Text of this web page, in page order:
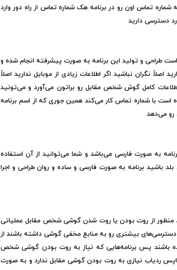
تماس اون رو در برنامه هک شماره تماس از راه دور وارد
دسترسی دارید
طراحی و تولید این برنامه به صورت پیشرفته انجام شده و
نگران نباشید اگر اطلاعات زیادی از موبایل ندارید اصلاً
کامل گوش شخص مقابل رو براتون می‌آورد و می‌تونید
با شماره تماس کار می‌کند همین جوری که از اسم برنامه
رو می‌دهد
به صورت فارسی می‌باشد و شما می‌توانید از آن استفاده
باشید برنامه به صورت فارسی و ساده و روان طراحی و اجرا
منظور از روت بودن یا روت شدن گوشی شخص مقابل عملیاتی
بیشتری رو به منابع مخفی گوشی داشته باشند از
باشند پس برنامه‌هایی که نیاز به روت بودن گوشی شخص
اپس ردیاب نیازی به روت بودن گوشی مقابل ندارد و به صورت